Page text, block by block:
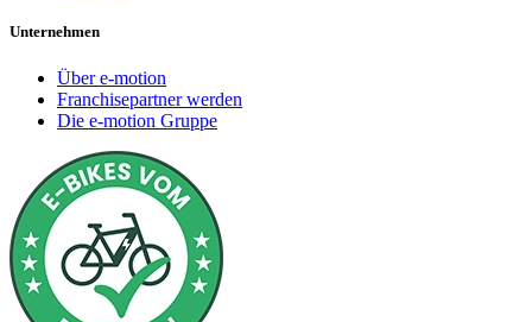
Unternehmen
Über e-motion
Franchisepartner werden
Die e-motion Gruppe